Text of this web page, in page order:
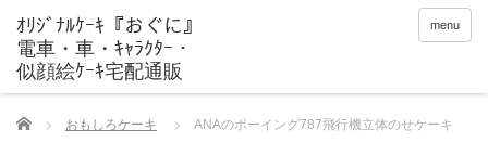
menu
Home おもしろケーキ ANAのボーイング787飛行機立体のせケーキ